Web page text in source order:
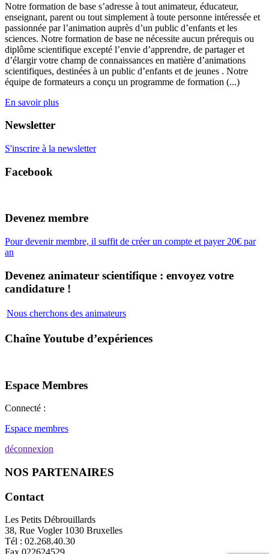
Notre formation de base s’adresse à tout animateur, éducateur,
enseignant, parent ou tout simplement à toute personne intéressée et
passionnée par l’animation auprès d’un public d’enfants et les
sciences. Notre formation de base ne nécessite aucun prérequis ou
diplôme scientifique excepté l’envie d’apprendre, de partager et
d’élargir votre champ de connaissances en matière d’animations
scientifiques, destinées à un public d’enfants et de jeunes . Notre
équipe de formateurs a conçu un programme de formation (...)
En savoir plus
Newsletter
S'inscrire à la newsletter
Facebook
Devenez membre
Pour devenir membre, il suffit de créer un compte et payer 20€ par
an
Devenez animateur scientifique : envoyez votre
candidature !
Nous cherchons des animateurs
Chaîne Youtube d’expériences
Espace Membres
Connecté :
Espace membres
déconnexion
NOS PARTENAIRES
Contact
Les Petits Débrouillards
38, Rue Vogler 1030 Bruxelles
Tél : 02.268.40.30